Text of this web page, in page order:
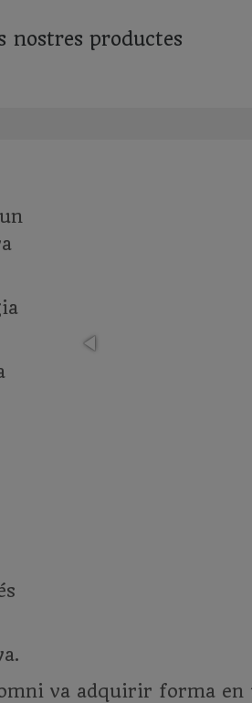
nostres productes
va adquirir forma en